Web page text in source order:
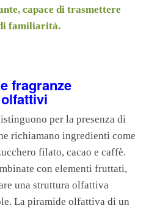
capace di trasmettere
familiarità.
fragranze
per la presenza di
richiamano ingredienti come
filato, cacao e caffè.
con elementi fruttati,
una struttura olfattiva
La piramide olfattiva di un